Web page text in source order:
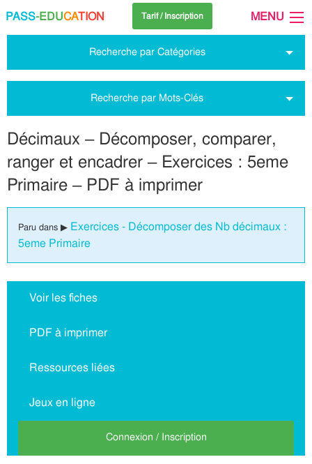
PASS-EDUCATION Tarif / Inscription MENU
Recherche par Catégories
Recherche par Mots-Clés
Décimaux – Décomposer, comparer,
ranger et encadrer – Exercices : 5eme
Primaire – PDF à imprimer
Paru dans ▶ Exercices - Décomposer des Nb décimaux :
5eme Primaire
Voir les fiches
PDF à imprimer
Ressources liées
Jeux en ligne
Connexion / Inscription